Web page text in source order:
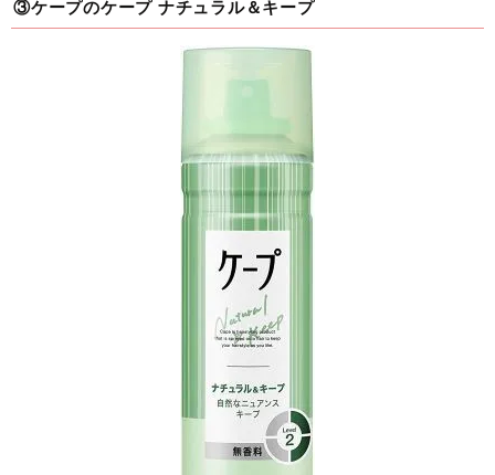
③ケープのケープ ナチュラル＆キープ